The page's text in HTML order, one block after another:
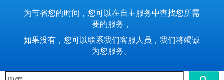
为节省您的时间，您可以在自主服务中查找您所需
要的服务，
如果没有，您可以联系我们客服人员，我们将竭诚
为您服务。
YeaCreate-RK3326s-DUOBO 外围板
YeaCreate-ESP32-P4-CORE 核心板
水泵控制器开发板